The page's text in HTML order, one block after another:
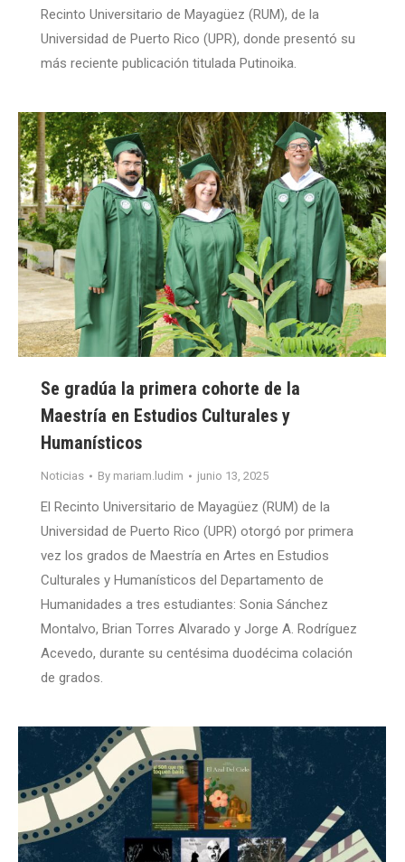
Recinto Universitario de Mayagüez (RUM), de la
Universidad de Puerto Rico (UPR), donde presentó su
más reciente publicación titulada Putinoika.
Se gradúa la primera cohorte de la
Maestría en Estudios Culturales y
Humanísticos
Noticias By mariam.ludim junio 13, 2025
El Recinto Universitario de Mayagüez (RUM) de la
Universidad de Puerto Rico (UPR) otorgó por primera
vez los grados de Maestría en Artes en Estudios
Culturales y Humanísticos del Departamento de
Humanidades a tres estudiantes: Sonia Sánchez
Montalvo, Brian Torres Alvarado y Jorge A. Rodríguez
Acevedo, durante su centésima duodécima colación
de grados.